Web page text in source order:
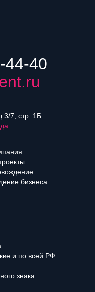
44-40
7, стр. 1Б
бизнеса
и по всей РФ
знака